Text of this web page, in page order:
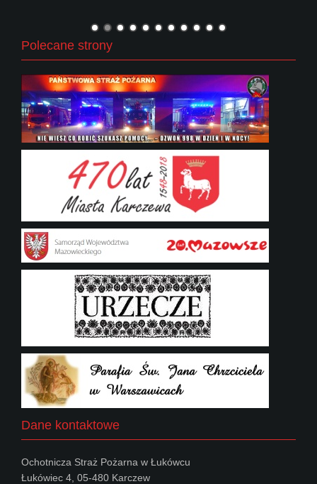
Polecane strony
Dane kontaktowe
Ochotnicza Straż Pożarna w Łukówcu
Łukówiec 4, 05-480 Karczew